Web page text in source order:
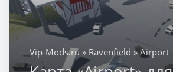
Vip-Mods.ru » Ravenfield » Airport